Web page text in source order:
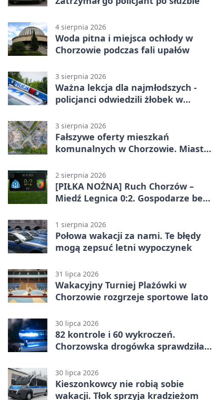
4 sierpnia 2026
Woda pitna i miejsca ochłody w
Chorzowie podczas fali upałów
3 sierpnia 2026
Ważna lekcja dla najmłodszych -
policjanci odwiedzili żłobek w
3 sierpnia 2026
Fałszywe oferty mieszkań
komunalnych w Chorzowie. Miasto
2 sierpnia 2026
[PIŁKA NOŻNA] Ruch Chorzów –
Miedź Legnica 0:2. Gospodarze bez
1 sierpnia 2026
Połowa wakacji za nami. Te błędy
mogą zepsuć letni wypoczynek
31 lipca 2026
Wakacyjny Turniej Plażówki w
Chorzowie rozgrzeje sportowe lato
30 lipca 2026
82 kontrole i 60 wykroczeń.
Chorzowska drogówka sprawdziła
30 lipca 2026
Kieszonkowcy nie robią sobie
wakacji. Tłok sprzyja kradzieżom